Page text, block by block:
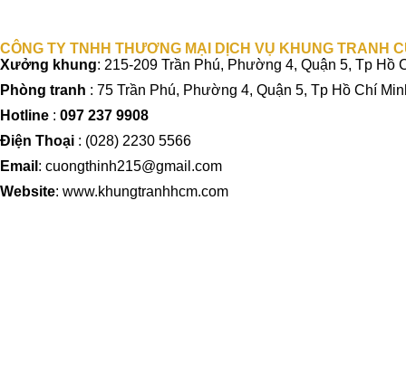
CÔNG TY TNHH THƯƠNG MẠI DỊCH VỤ KHUNG TRANH
Xưởng khung: 215-209 Trần Phú, Phường 4, Quận 5, Tp Hồ
Phòng tranh : 75 Trần Phú, Phường 4, Quận 5, Tp Hồ Chí
Hotline : 097 237 9908
Điện Thoại : (028) 2230 5566
Email : cuongthinh215@gmail.com
Website: www.khungtranhhcm.com